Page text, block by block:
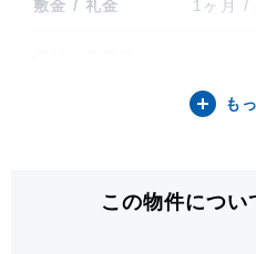
敷金 / 礼金 1ヶ月 /
バルコニー関連 バルコ
も
この物件につい